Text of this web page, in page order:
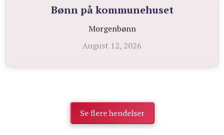
Bønn på kommunehuset
Morgenbønn
August 12, 2026
Se flere hendelser